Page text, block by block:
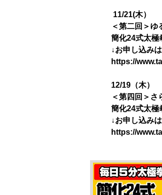
11/21(木）
＜第二回＞ゆ
簡化24式太極
↓お申し込み
https://
12/19（木）
＜第四回＞さ
簡化24式太極
↓お申し込み
https://